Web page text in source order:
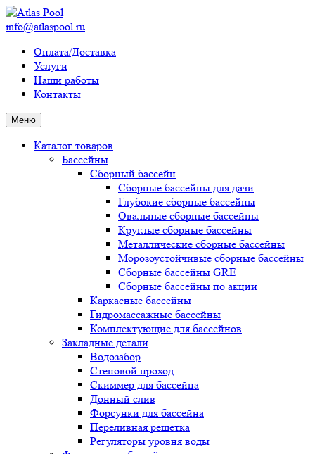
info@atlaspool.ru
Оплата/Доставка
Услуги
Наши работы
Контакты
Меню
Каталог товаров
Бассейны
Сборный бассейн
Сборные бассейны для дачи
Глубокие сборные бассейны
Овальные сборные бассейны
Круглые сборные бассейны
Металлические сборные бассейны
Морозоустойчивые сборные бассейны
Сборные бассейны GRE
Сборные бассейны по акции
Каркасные бассейны
Гидромассажные бассейны
Комплектующие для бассейнов
Закладные детали
Водозабор
Стеновой проход
Скиммер для бассейна
Донный слив
Форсунки для бассейна
Переливная решетка
Регуляторы уровня воды